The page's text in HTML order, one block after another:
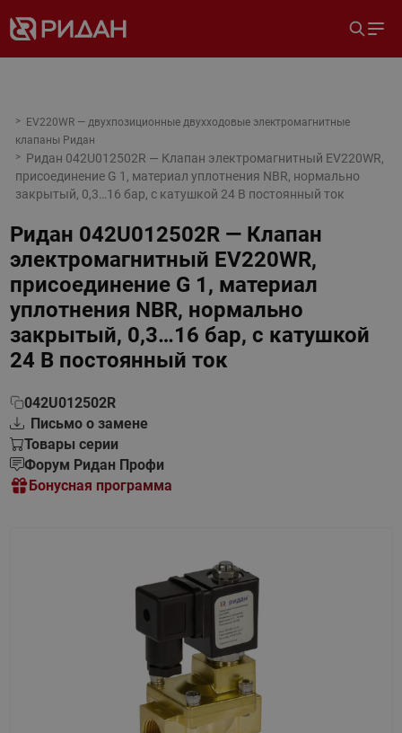
EV220WR — двухпозиционные двухходовые электромагнитные
клапаны Ридан
Ридан 042U012502R — Клапан электромагнитный EV220WR,
присоединение G 1, материал уплотнения NBR, нормально
закрытый, 0,3…16 бар, с катушкой 24 В постоянный ток
Ридан 042U012502R — Клапан
электромагнитный EV220WR,
присоединение G 1, материал
уплотнения NBR, нормально
закрытый, 0,3…16 бар, с катушкой
24 В постоянный ток
042U012502R
Письмо о замене
Товары серии
Форум Ридан Профи
Бонусная программа